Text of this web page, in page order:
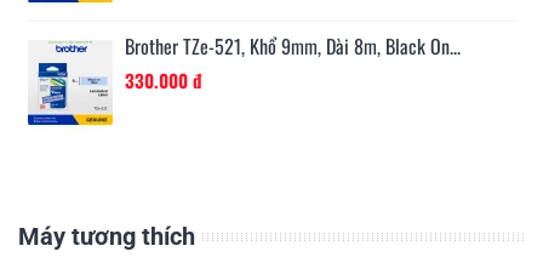
Brother TZe-521, Khổ 9mm, Dài 8m, Black On...
330.000 đ
Máy tương thích